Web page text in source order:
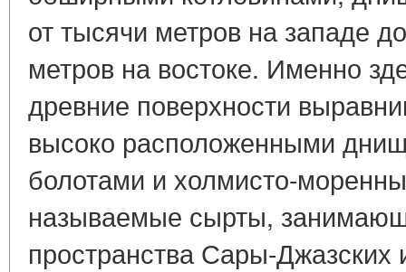
от тысячи метров на западе
метров на востоке. Именно
древние поверхности
высоко расположенными
болотами и холмисто-
называемые сырты,
пространства Сары-